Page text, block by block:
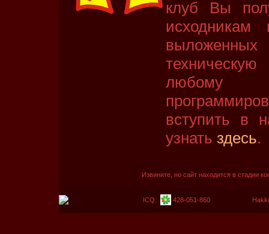
клуб Вы
исходникам
вступить в
узнать здесь.
Извините, но сайт находится в стадии
ICQ: 428-051-860